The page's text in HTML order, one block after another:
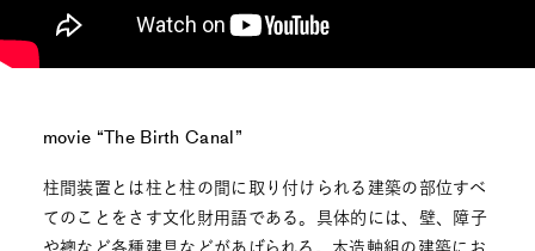
movie “The Birth Canal”
柱間装置とは柱と柱の間に取り付けられる建築の部位すべ
てのことをさす文化財用語である。具体的には、壁、障子